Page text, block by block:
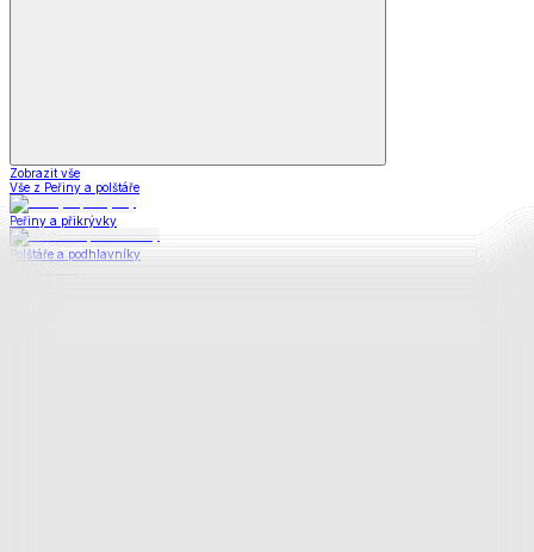
Zobrazit vše
Vše z Peřiny a polštáře
Peřiny a přikrývky
Polštáře a podhlavníky